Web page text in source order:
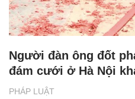
PHÁP LUẬT
Người đàn ông đốt
đám cưới ở Hà Nội